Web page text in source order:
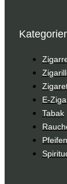
E-
Tabak
Pfeifen